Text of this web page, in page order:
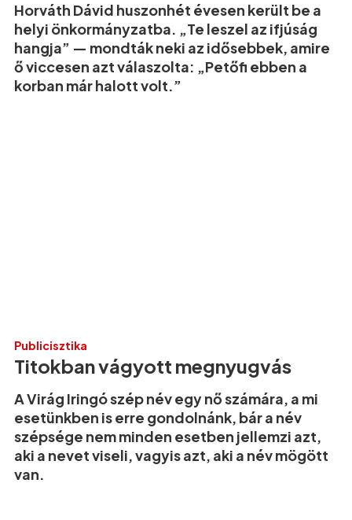
Horváth Dávid huszonhét évesen került be a
helyi önkormányzatba. „Te leszel az ifjúság
hangja” — mondták neki az idősebbek, amire
ő viccesen azt válaszolta: „Petőfi ebben a
korban már halott volt.”
Publicisztika
Titokban vágyott megnyugvás
A Virág Iringó szép név egy nő számára, a mi
esetünkben is erre gondolnánk, bár a név
szépsége nem minden esetben jellemzi azt,
aki a nevet viseli, vagyis azt, aki a név mögött
van.